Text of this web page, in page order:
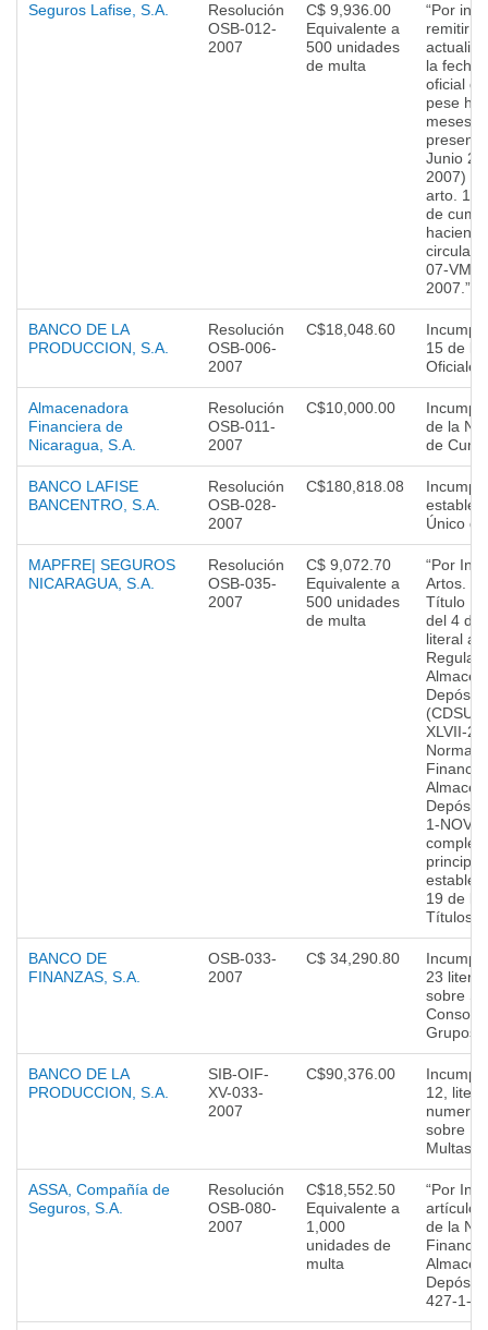
Seguros Lafise, S.A.
Resolución
OSB-012-
2007
C$ 9,936.00
Equivalente a
500 unidades
de multa
“Por
remitir
la fecha
oficial
pese
meses
Junio
2007)
arto. 15
de
circular
07-
2007.”
BANCO DE LA
PRODUCCION, S.A.
Resolución
OSB-006-
2007
C$18,048.60
15 de la
Almacenadora
Financiera de
Nicaragua, S.A.
Resolución
OSB-011-
2007
C$10,000.00
de la
de
BANCO LAFISE
BANCENTRO, S.A.
Resolución
OSB-028-
2007
C$180,818.08
Único
MAPFRE| SEGUROS
NICARAGUA, S.A.
Resolución
OSB-035-
2007
C$ 9,072.70
Equivalente a
500 unidades
de multa
“Por
Artos.
Título IV
del 4 de
literal a)
Depósito
XLVII-2-
Norma
1-
19 de la
Títulos
BANCO DE
FINANZAS, S.A.
OSB-033-
2007
C$ 34,290.80
23
sobre
Grupos
BANCO DE LA
PRODUCCION, S.A.
SIB-OIF-
XV-033-
2007
C$90,376.00
12,
numeral
sobre
Multas.
ASSA, Compañía de
Seguros, S.A.
Resolución
OSB-080-
2007
C$18,552.50
Equivalente a
1,000
unidades de
multa
“Por
artículos
de la
427-1-